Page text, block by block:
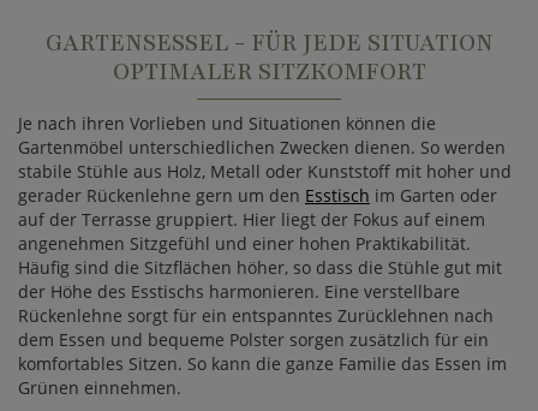
GARTENSESSEL - FÜR JEDE SITUATION
OPTIMALER SITZKOMFORT
Je nach ihren Vorlieben und Situationen können die
Gartenmöbel unterschiedlichen Zwecken dienen. So werden
stabile Stühle aus Holz, Metall oder Kunststoff mit hoher und
gerader Rückenlehne gern um den Esstisch im Garten oder
auf der Terrasse gruppiert. Hier liegt der Fokus auf einem
angenehmen Sitzgefühl und einer hohen Praktikabilität.
Häufig sind die Sitzflächen höher, so dass die Stühle gut mit
der Höhe des Esstischs harmonieren. Eine verstellbare
Rückenlehne sorgt für ein entspanntes Zurücklehnen nach
dem Essen und bequeme Polster sorgen zusätzlich für ein
komfortables Sitzen. So kann die ganze Familie das Essen im
Grünen einnehmen.